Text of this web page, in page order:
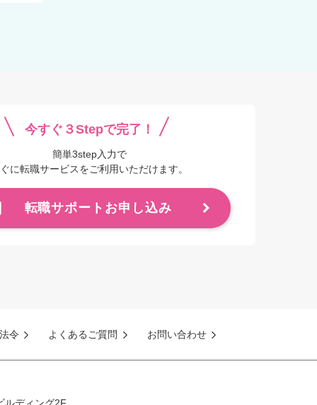
今すぐ３Stepで完了！
簡単3step入力で
に転職サービスをご利用いただけます。
転職サポートお申し込み
令 よくあるご質問 お問い合わせ